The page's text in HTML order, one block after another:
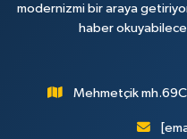
modernizmi bir araya
haber
Mehmetçik